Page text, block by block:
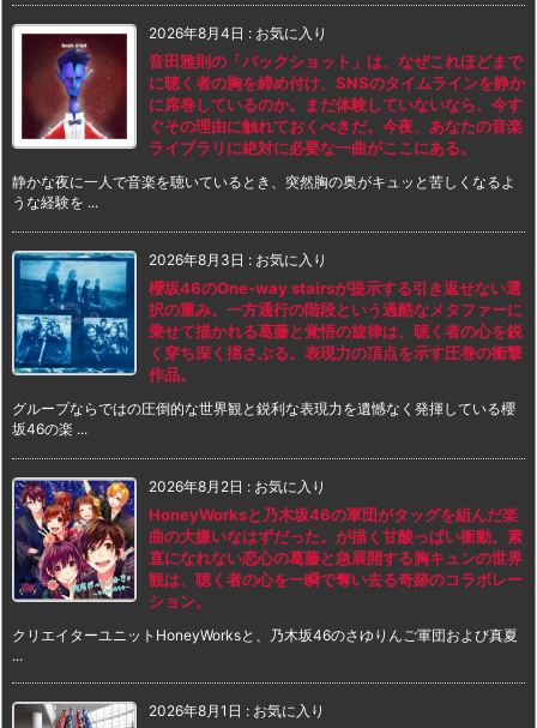
2026年8月4日 : お気に入り
音田雅則の「バックショット」は、なぜこれほどまで
に聴く者の胸を締め付け、SNSのタイムラインを静か
に席巻しているのか。まだ体験していないなら、今す
ぐその理由に触れておくべきだ。今夜、あなたの音楽
ライブラリに絶対に必要な一曲がここにある。
静かな夜に一人で音楽を聴いているとき、突然胸の奥がキュッと苦しくなるよ
うな経験を ...
2026年8月3日 : お気に入り
櫻坂46のOne-way stairsが提示する引き返せない選
択の重み。一方通行の階段という過酷なメタファーに
乗せて描かれる葛藤と覚悟の旋律は、聴く者の心を鋭
く穿ち深く揺さぶる。表現力の頂点を示す圧巻の衝撃
作品。
グループならではの圧倒的な世界観と鋭利な表現力を遺憾なく発揮している櫻
坂46の楽 ...
2026年8月2日 : お気に入り
HoneyWorksと乃木坂46の軍団がタッグを組んだ楽
曲の大嫌いなはずだった。が描く甘酸っぱい衝動。素
直になれない恋心の葛藤と急展開する胸キュンの世界
観は、聴く者の心を一瞬で奪い去る奇跡のコラボレー
ション。
クリエイターユニットHoneyWorksと、乃木坂46のさゆりんご軍団および真夏
...
2026年8月1日 : お気に入り